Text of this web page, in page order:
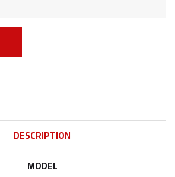
DESCRIPTION
MODEL